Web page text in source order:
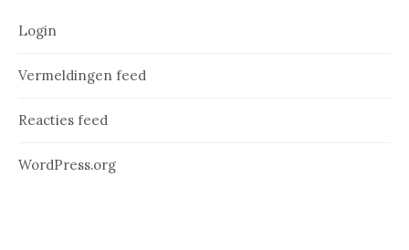
Login
Vermeldingen feed
Reacties feed
WordPress.org